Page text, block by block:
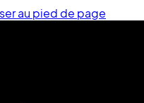
au pied de page